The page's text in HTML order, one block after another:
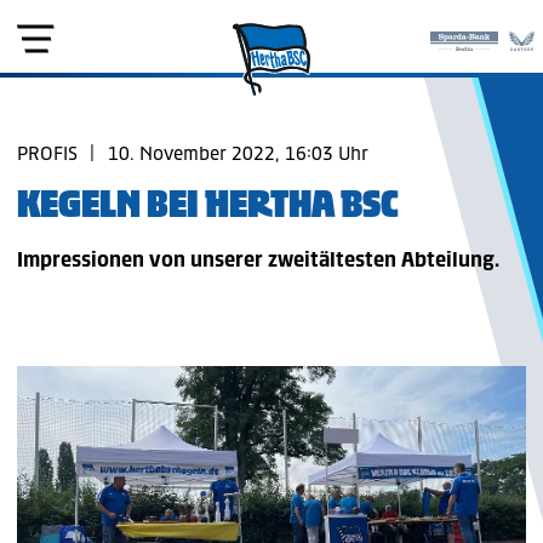
PROFIS 10. November 2022, 16:03 Uhr
KEGELN BEI HERTHA BSC
Impressionen von unserer zweitältesten Abteilung.